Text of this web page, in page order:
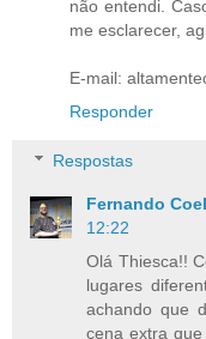
não entendi.
me esclarecer,
E-mail:
Responder
Respostas
Fernando
12:22
Olá Thiesca!!
lugares
achando que
cena extra